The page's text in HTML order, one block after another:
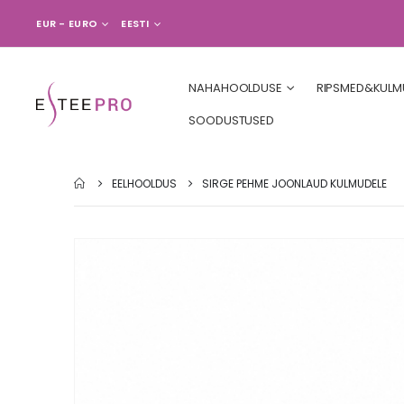
VALUUTA
EUR - EURO LANGUAGE
EESTI
NAHAHOOLDUSE
SOODUSTUSED
EELHOOLDUS SIRGE PEHME JOONLAUD KULMUDELE